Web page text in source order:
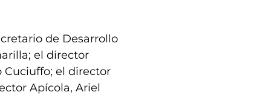
de Desarrollo
el director
Cuciuffo; el director
Apícola, Ariel